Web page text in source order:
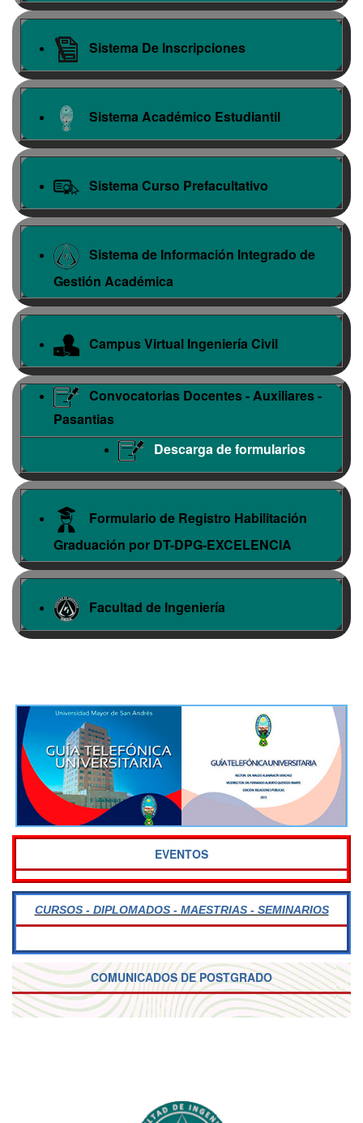
Sistema De Inscripciones
Sistema Académico Estudiantil
Sistema Curso Prefacultativo
Sistema de Información Integrado de
Gestión Académica
Campus Virtual Ingeniería Civil
Convocatorias Docentes - Auxiliares -
Pasantias
Descarga de formularios
Formulario de Registro Habilitación
Graduación por DT-DPG-EXCELENCIA
Facultad de Ingeniería
EVENTOS
CURSOS - DIPLOMADOS - MAESTRIAS - SEMINARIOS
COMUNICADOS DE POSTGRADO